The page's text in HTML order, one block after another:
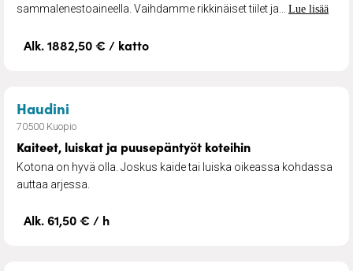
sammalenestoaineella. Vaihdamme rikkinäiset tiilet ja... Lue lisää
Alk. 1882,50 € / katto
Haudini
70500 Kuopio
Kaiteet, luiskat ja puusepäntyöt koteihin
Kotona on hyvä olla. Joskus kaide tai luiska oikeassa kohdassa
auttaa arjessa.
Alk. 61,50 € / h